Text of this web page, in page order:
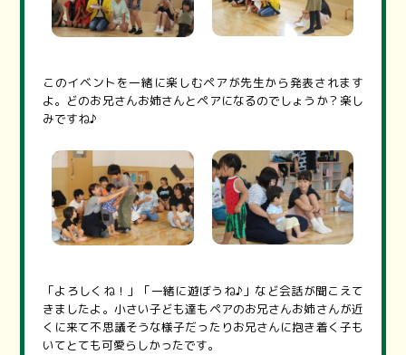
このイベントを一緒に楽しむペアが先生から発表されます
よ。どのお兄さんお姉さんとペアになるのでしょうか？楽し
みですね♪
「よろしくね！」「一緒に遊ぼうね♪」など会話が聞こえて
きましたよ。小さい子ども達もペアのお兄さんお姉さんが近
くに来て不思議そうな様子だったりお兄さんに抱き着く子も
いてとても可愛らしかったです。